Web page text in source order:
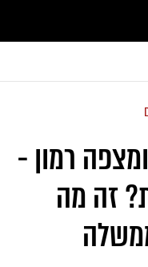
רמון -
זה מה